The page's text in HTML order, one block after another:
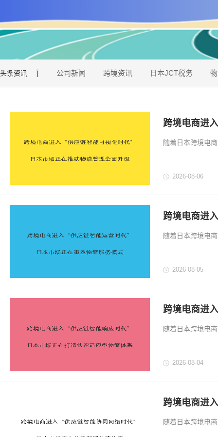
头条资讯 | 公司新闻 跨境资讯 日本JCT税务
跨境电商进
全面升级
随着日本跨境电
升，供应链透明
2026-08-06
跨境电商进
式
随着日本跨境电
传统供应链模式
2026-08-05
跨境电商进
物流体系
随着日本跨境电
足企业长期发展
2026-08-04
跨境电商进
流生态
随着日本跨境电